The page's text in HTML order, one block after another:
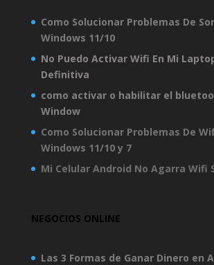
Como Solucionar Problemas De
Windows 11/10
No Puedo Activar Wifi En Mi
Definitiva
como activar o habilitar el
Window
Como Solucionar Problemas De
Windows 11/10 y 7
Mi Celular Android No Agarra Wifi
NEGOCIOS ONLINE
Las 3 Formas de Ganar Dinero en